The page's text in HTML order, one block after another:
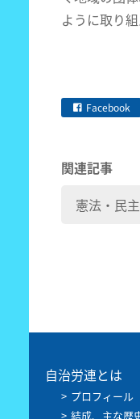
ように取り
Facebook
関連記事
憲法・民
自治労連とは
プロフィール
結成、主な歴